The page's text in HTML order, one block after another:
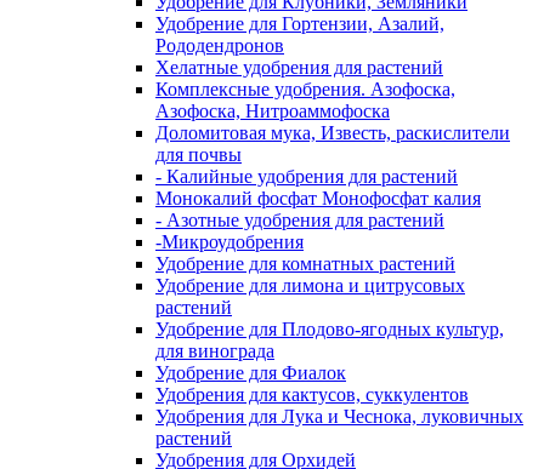
Удобрение для Гортензии, Азалий,
Рододендронов
Хелатные удобрения для растений
Комплексные удобрения. Азофоска,
Азофоска, Нитроаммофоска
Доломитовая мука, Известь, раскислители
для почвы
- Калийные удобрения для растений
Монокалий фосфат Монофосфат калия
- Азотные удобрения для растений
-Микроудобрения
Удобрение для комнатных растений
Удобрение для лимона и цитрусовых
растений
Удобрение для Плодово-ягодных культур,
для винограда
Удобрение для Фиалок
Удобрения для кактусов, суккулентов
Удобрения для Лука и Чеснока, луковичных
растений
Удобрения для Орхидей